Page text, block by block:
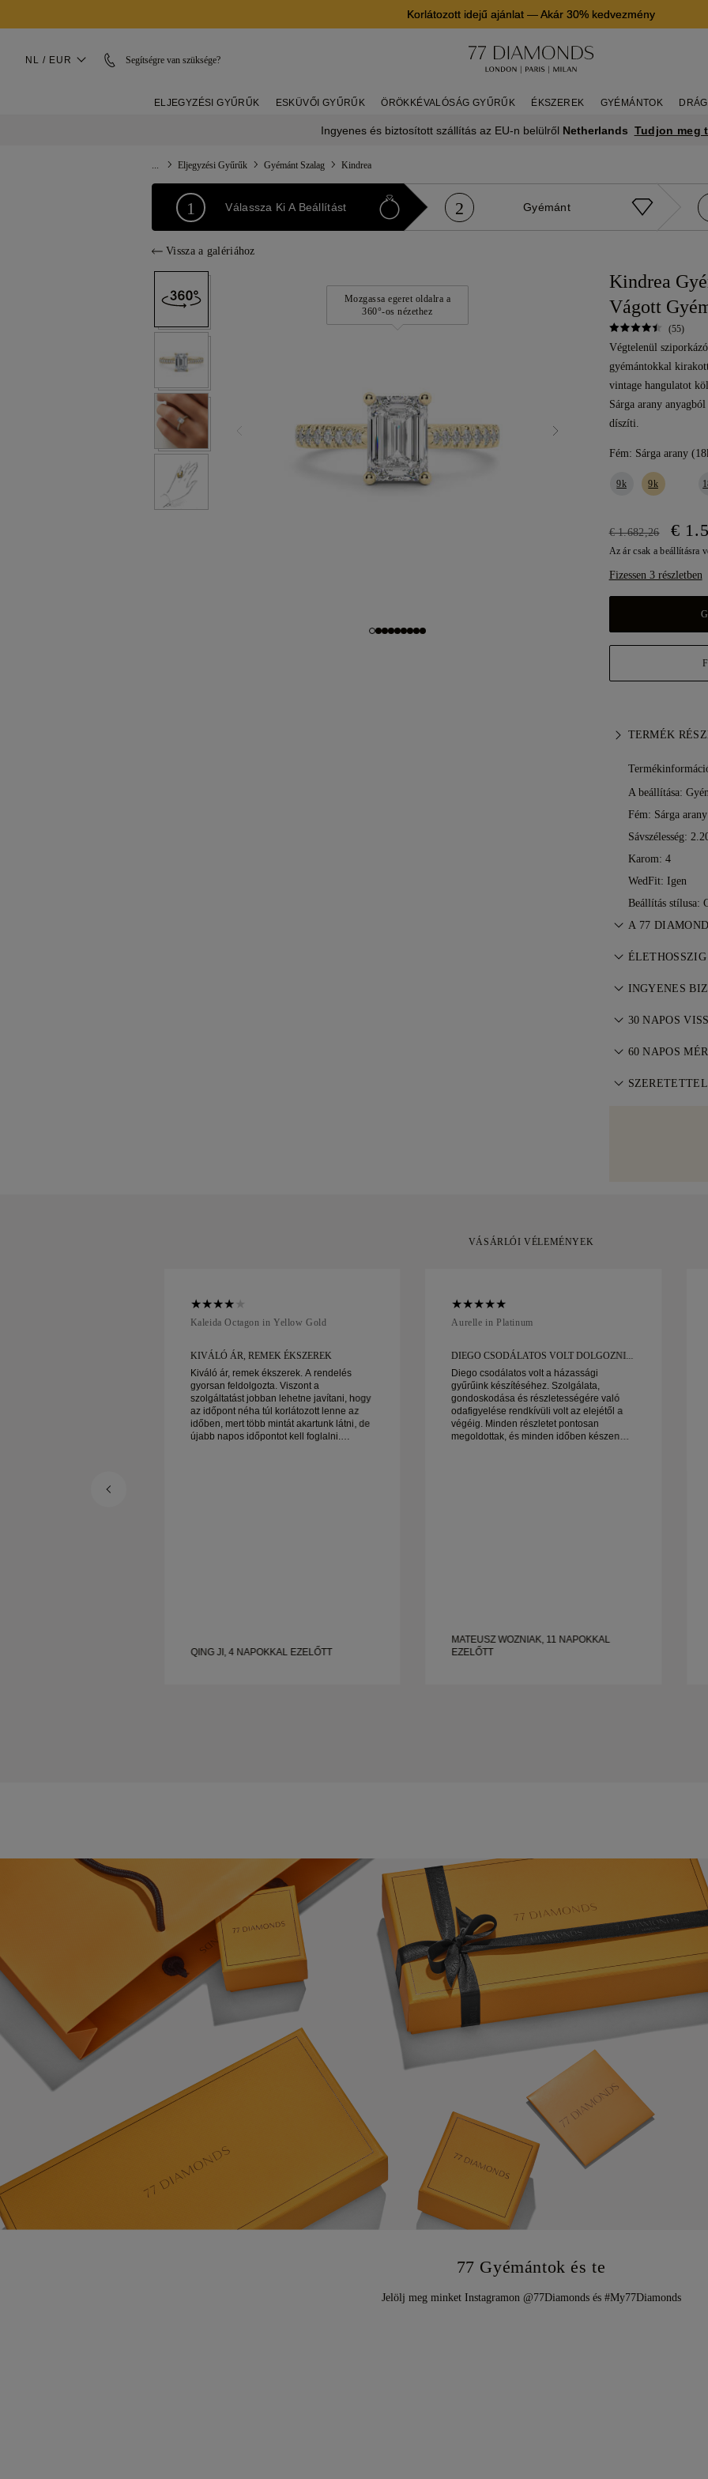
Korlátozott idejű ajánlat —Akár 30% kedvezmény
NL / EUR Segítségre van szüksége?
ELJEGYZÉSI GYŰRŰK ESKÜVŐI GYŰRŰK ÖRÖKKÉVALÓSÁG GYŰRŰK ÉKSZEREK GYÉMÁNTOK
Ingyenes és biztosított szállítás az EU-n belülről Netherlands Tudjon meg
Eljegyzési Gyűrűk Gyémánt Szalag Kindrea
1 Válassza Ki A Beállítást 2 Gyémánt
Vissza a galériához
Mozgassa egeret oldalra a
360°-os nézethez
Kindrea
Vágott
(55)
Végtelenül
gyémántokkal
vintage hangulatot
Sárga arany
díszíti.
Fém: Sárga arany
9k 9k
€ 1.682,26 €
Az ár csak a beállításra
Fizessen 3 részletben
TERMÉK
A beállítása:
Fém: Sárga
Sávszélesség:
Karom: 4
WedFit: Igen
Beállítás stílusa:
A 77
Az
A 77 Diamonds
díjmentesek.
INGYENES
Minden
szolgáltatásán
háza elé.
Bizonyos nagy
30 NAPOS
Ha nem
Feltételekben.
60 NAPOS
A tökéletes
készült
VÁSÁRLÓI VÉLEMÉNYEK
Kaleida Octagon in Yellow Gold
KIVÁLÓ ÁR, REMEK ÉKSZEREK
Kiváló ár, remek ékszerek. A rendelés
gyorsan feldolgozta. Viszont a
szolgáltatást jobban lehetne javítani, hogy
az időpont néha túl korlátozott lenne az
időben, mert több mintát akartunk látni, de
újabb napos időpontot kell foglalni.
QING JI, 4 NAPOKKAL EZELŐTT
Aurelle in Platinum
DIEGO CSODÁLATOS VOLT DOLGOZNI...
Diego csodálatos volt a házassági
gyűrűink készítéséhez. Szolgálata,
gondoskodása és részletességére való
odafigyelése rendkívüli volt az elejétől a
végéig. Minden részletet pontosan
megoldottak, és minden időben készen
MATEUSZ WOZNIAK, 11 NAPOKKAL
EZELŐTT
77 Gyémántok és te
Jelölj meg minket Instagramon @77Diamonds és #My77Diamonds